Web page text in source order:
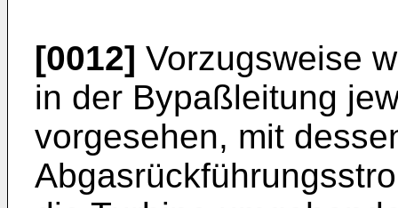
[0012] Vorzugsweise
in der Bypaßleitung
vorgesehen, mit